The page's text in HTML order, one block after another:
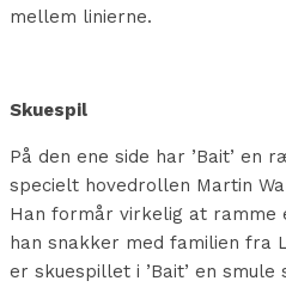
mellem linierne.
Skuespil
På den ene side har ’Bait’ en
specielt hovedrollen Martin
Han formår virkelig at ramme
han snakker med familien fra
er skuespillet i ’Bait’ en